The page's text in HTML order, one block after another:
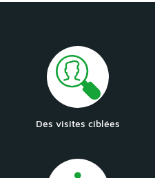
Des visites ciblées